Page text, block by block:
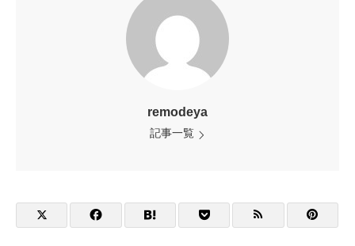
remodeya
記事一覧